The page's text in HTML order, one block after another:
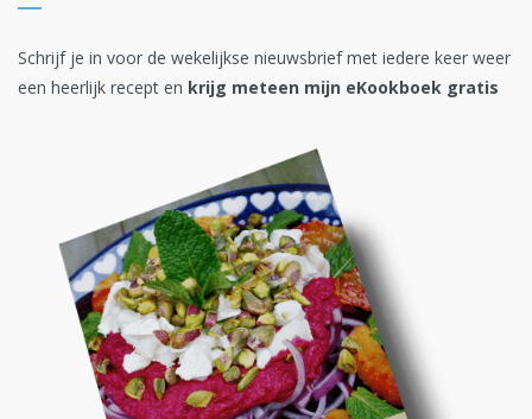
Schrijf je in voor de wekelijkse nieuwsbrief met iedere keer weer
een heerlijk recept en krijg meteen mijn eKookboek gratis